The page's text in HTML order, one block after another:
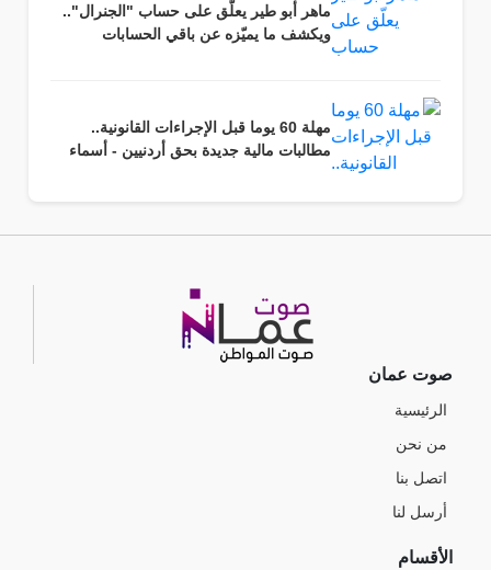
ماهر أبو طير يعلّق على حساب "الجنرال"..
ويكشف ما يميّزه عن باقي الحسابات
مهلة 60 يوما قبل الإجراءات القانونية..
مطالبات مالية جديدة بحق أردنيين - أسماء
صوت عمان
الرئيسية
من نحن
اتصل بنا
أرسل لنا
الأقسام